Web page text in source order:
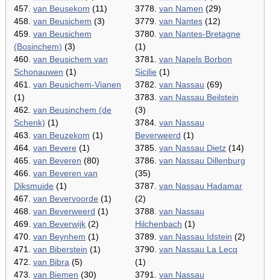
457. van Beusekom (11)
458. van Beusichem (3)
459. van Beusichem
(Bosinchem) (3)
460. van Beusichem van
Schonauwen (1)
461. van Beusichem-Vianen
(1)
462. van Beusinchem (de
Schenk) (1)
463. van Beuzekom (1)
464. van Bevere (1)
465. van Beveren (80)
466. van Beveren van
Diksmuide (1)
467. van Bevervoorde (1)
468. van Beverweerd (1)
469. van Beverwijk (2)
470. van Beynhem (1)
471. van Biberstein (1)
472. van Bibra (5)
473. van Biemen (30)
3778. van Namen (29)
3779. van Nantes (12)
3780. van Nantes-Bretagne
(1)
3781. van Napels Borbon
Sicilie (1)
3782. van Nassau (69)
3783. van Nassau Beilstein
(3)
3784. van Nassau
Beverweerd (1)
3785. van Nassau Dietz (14)
3786. van Nassau Dillenburg
(35)
3787. van Nassau Hadamar
(2)
3788. van Nassau
Hilchenbach (1)
3789. van Nassau Idstein (2)
3790. van Nassau La Lecq
(1)
3791. van Nassau